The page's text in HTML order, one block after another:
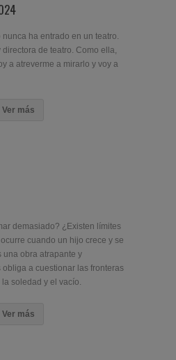
nunca ha entrado en un teatro.
de teatro. Como ella,
a atreverme a mirarlo y voy a
Ver más
demasiado? ¿Existen límites
cuando un hijo crece y se
una obra atrapante y
a cuestionar las fronteras
soledad y el vacío.
Ver más